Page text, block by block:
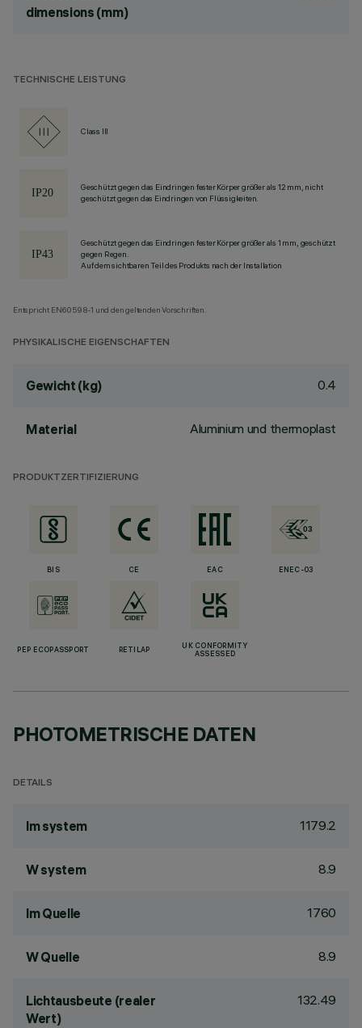
dimensions (mm)
TECHNISCHE LEISTUNG
Class III
Geschützt gegen das Eindringen fester Körper größer als 12 mm, nicht
geschützt gegen das Eindringen von Flüssigkeiten.
Geschützt gegen das Eindringen fester Körper größer als 1 mm, geschützt
gegen Regen.
Auf dem sichtbaren Teil des Produkts nach der Installation
Entspricht EN60598-1 und den geltenden Vorschriften.
PHYSIKALISCHE EIGENSCHAFTEN
Gewicht (kg) 0.4
Material Aluminium und thermoplast
PRODUKTZERTIFIZIERUNG
BIS CE EAC ENEC-03
PEP ECOPASSPORT RETILAP
UK CONFORMITY
ASSESSED
PHOTOMETRISCHE DATEN
DETAILS
lm system 1179.2
W system 8.9
lm Quelle 1760
W Quelle 8.9
Lichtausbeute (realer
Wert)
132.49